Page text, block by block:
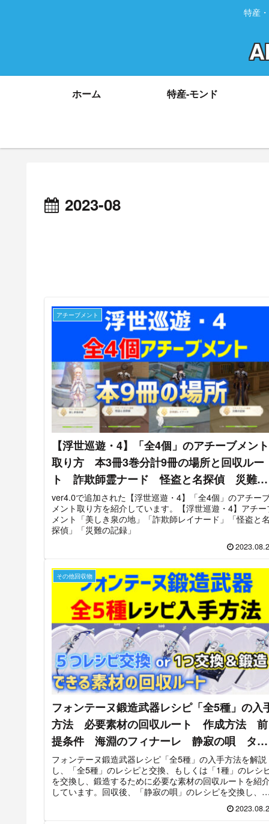
特産
ホーム 特産-モンド
2023-08
アチーブメント
【浮世巡遊・4】「全4個」のアチーブメント
取り方 本3冊3巻分計9冊の場所と回収ルー
ト 詐欺師霊ナード 怪盗と名探偵 災難の
記録 美しき泉の地 フォンテーヌ
【ver4.0攻略】 原神
ver4.0で追加された【浮世巡遊・4】「全4個」のアチー
メント取り方を紹介しています。【浮世巡遊・4】アチー
メント「美しき泉の地」「詐欺師レイナード」「怪盗と
探偵」「災難の記録」
その他回収物
フォンテーヌ鍛造武器レシピ「全5種」の入
方法 必要素材の回収ルート 作成方法 前
提条件 海淵のフィナーレ 静寂の唄 タイ
タル・シャドー 正義の報酬 純水流華 萃
凝晶 【ver4.0攻略】 原神
フォンテーヌ鍛造武器レシピ「全5種」の入手方法を解説
し、「全5種」のレシピと交換、もしくは「1種」のレシ
を交換し、鍛造するために必要な素材の回収ルートを紹
しています。回収後、「静寂の唄」のレシピを交換し、